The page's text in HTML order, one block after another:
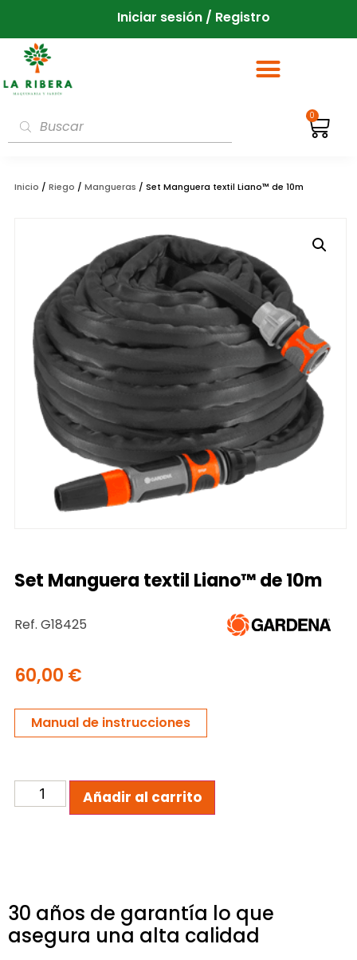
Iniciar sesión / Registro
0
Inicio / Riego / Mangueras / Set Manguera textil Liano™ de 10m
Set Manguera textil Liano™ de 10m
Ref. G18425
60,00 €
Manual de instrucciones
Añadir al carrito
30 años de garantía lo que
asegura una alta calidad